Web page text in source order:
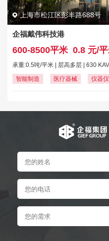
上海市松江区彭丰路688号
企福戴伟科技港
600-8500平米 0.8 元/
承重:0.5吨/平米 | 层高多层 | 630 KAV
智能制造
医疗器械 仪器